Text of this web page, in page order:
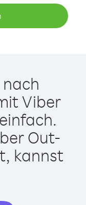
Viber
Out-
kannst